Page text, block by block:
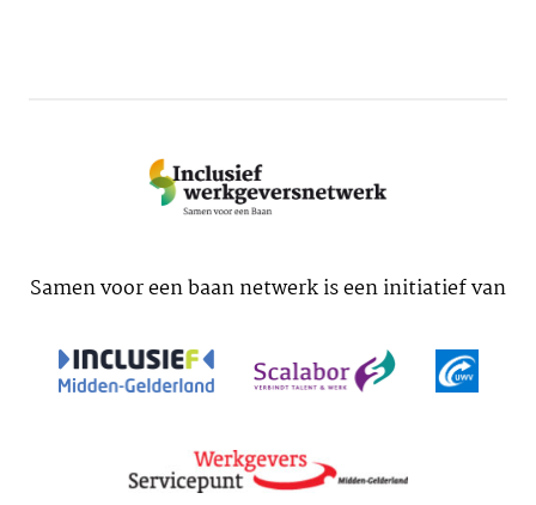
Samen voor een baan netwerk is een initiatief van